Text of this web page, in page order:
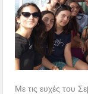
Με τις ευχές του